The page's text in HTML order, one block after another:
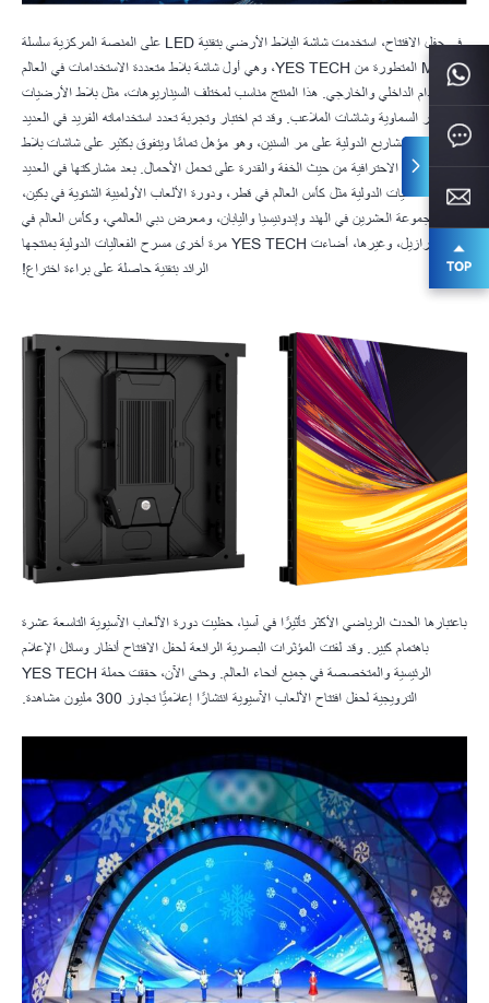
في حفل الافتتاح، استخدمت شاشة البلاط الأرضي بتقنية LED على المنصة المركزية سلسلة
MG7S المتطورة من YES TECH، وهي أول شاشة بلاط متعددة الاستخدامات في العالم
للاستخدام الداخلي والخارجي. هذا المنتج مناسب لمختلف السيناريوهات، مثل بلاط الأرضيات
والستائر السماوية وشاشات الملاعب. وقد تم اختبار وتجربة تعدد استخداماته الفريد في العديد
من المشاريع الدولية على مر السنين، وهو مؤهل تمامًا ويتفوق بكثير على شاشات بلاط
الأرضيات الاحترافية من حيث الخفة والقدرة على تحمل الأحمال. بعد مشاركتها في العديد
من الفعاليات الدولية مثل كأس العالم في قطر، ودورة الألعاب الأولمبية الشتوية في بكين،
وقمم مجموعة العشرين في الهند وإندونيسيا واليابان، ومعرض دبي العالمي، وكأس العالم في
البرازيل، وغيرها، أضاءت YES TECH مرة أخرى مسرح الفعاليات الدولية بمنتجها
الرائد بتقنية حاصلة على براءة اختراع!
باعتبارها الحدث الرياضي الأكثر تأثيرًا في آسيا، حظيت دورة الألعاب الآسيوية التاسعة عشرة
باهتمام كبير. وقد لفتت المؤثرات البصرية الرائعة لحفل الافتتاح أنظار وسائل الإعلام
الرئيسية والمتخصصة في جميع أنحاء العالم. وحتى الآن، حققت حملة YES TECH
الترويجية لحفل افتتاح الألعاب الآسيوية انتشارًا إعلاميًا تجاوز 300 مليون مشاهدة.